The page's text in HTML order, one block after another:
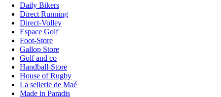
Daily Bikers
Direct Running
Direct-Volley
Espace Golf
Foot-Store
Gallop Store
Golf and co
Handball-Store
House of Rugby
La sellerie de Maé
Made in Paradis